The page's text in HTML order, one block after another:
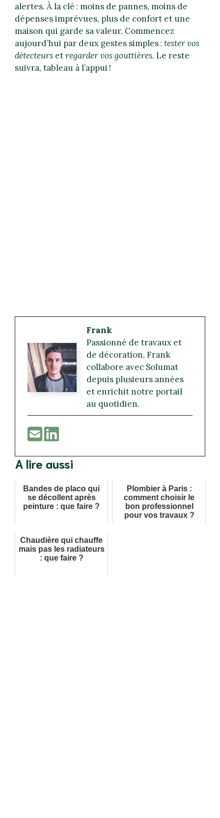
alertes. À la clé : moins de pannes, moins de
dépenses imprévues, plus de confort et une
maison qui garde sa valeur. Commencez
aujourd’hui par deux gestes simples : tester vos
détecteurs etregarder vos gouttières. Le reste
suivra, tableau à l’appui !
Frank
Passionné de travaux et
de décoration, Frank
collabore avec Solumat
depuis plusieurs années
et enrichit notre portail
au quotidien.
A lire aussi
Bandes de placo qui
se décollent après
peinture : que faire ?
Plombier à Paris :
comment choisir le
bon professionnel
pour vos travaux ?
Chaudière qui chauffe
mais pas les radiateurs
: que faire ?